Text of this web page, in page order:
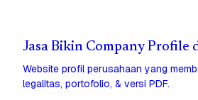
Jasa Bikin Company Profile
Website profil perusahaan yang
legalitas, portofolio, & versi PDF.